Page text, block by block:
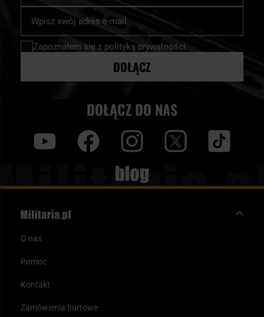
nasz
newsletter:
Zapoznałem się z polityką prywatności
DOŁĄCZ
DOŁĄCZ DO NAS
Blog
O nas
Pomoc
Kontakt
Zamówienia hurtowe